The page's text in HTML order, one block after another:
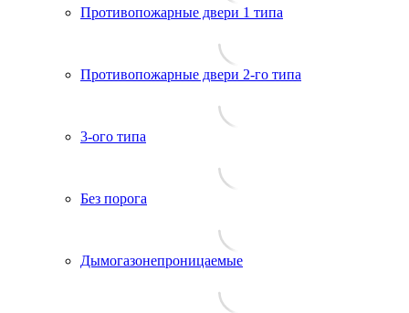
Противопожарные двери 1 типа
Противопожарные двери 2-го типа
3-ого типа
Без порога
Дымогазонепроницаемые